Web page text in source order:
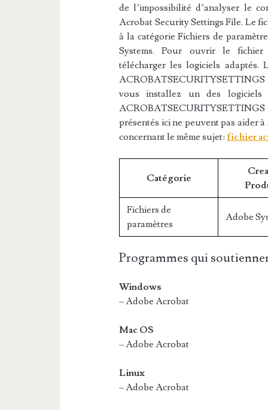
de l’impossibilité d’analyser le
Acrobat Security Settings File. Le
à la catégorie Fichiers de
Systems. Pour ouvrir le fichier
télécharger les logiciels adaptés.
vous installez un des
ACROBATSECURITYSETTINGS
présentés ici ne peuvent pas aider
concernant le même sujet: fichier
Catégorie
Fichiers de
paramètres
Adobe
Programmes qui
Windows
– Adobe Acrobat
Mac OS
– Adobe Acrobat
Linux
– Adobe Acrobat